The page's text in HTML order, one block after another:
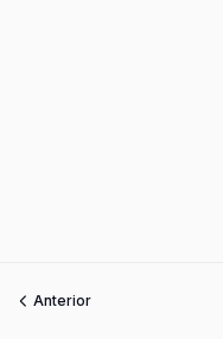
Anterior